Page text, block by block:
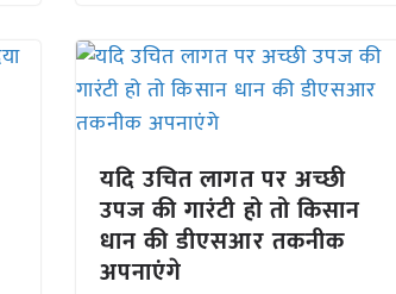
यदि उचित लागत पर अच्छी
उपज की गारंटी हो तो किसान
धान की डीएसआर तकनीक
अपनाएंगे